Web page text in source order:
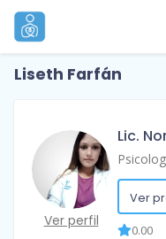
Liseth Farfán
Ver perfil
Lic.
Ver
0.00